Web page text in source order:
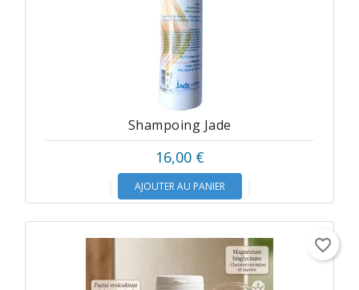
Shampoing Jade
16,00 €
AJOUTER AU PANIER
favorite_border